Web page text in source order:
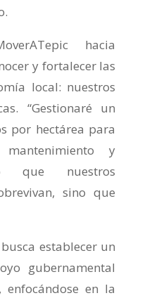
hacia
y fortalecer las
local: nuestros
“Gestionaré un
por hectárea para
y
que nuestros
sino que
establecer un
gubernamental
en la